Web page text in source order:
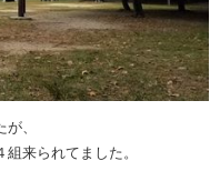
、
来られてました。